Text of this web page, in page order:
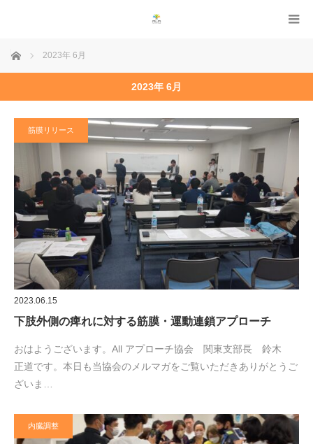
ホーム 2023年 6月
2023年 6月
筋膜リリース
2023.06.15
下肢外側の痺れに対する筋膜・運動連鎖アプローチ
おはようございます。All アプローチ協会 関東支部長 鈴木
正道です。本日も当協会のメルマガをご覧いただきありがとうご
ざいま…
内臓調整